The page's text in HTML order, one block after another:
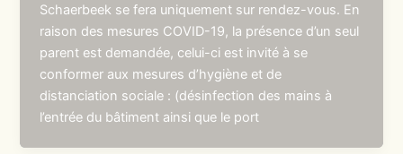
Schaerbeek se fera uniquement sur rendez-vous. En
raison des mesures COVID-19, la présence d’un seul
parent est demandée, celui-ci est invité à se
conformer aux mesures d’hygiène et de
distanciation sociale : (désinfection des mains à
l’entrée du bâtiment ainsi que le port